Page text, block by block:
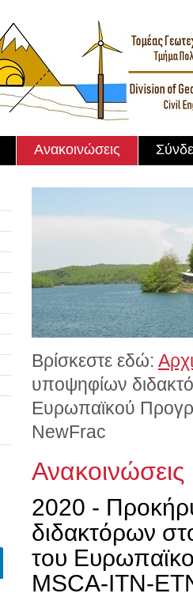
Ανακοινώσεις
Βρίσκεστε εδώ:
υποψηφίων
Ευρωπαϊκού
NewFrac
Ανακοινώσεις
2020 -
διδακτόρων
του
MSCA-ITN-